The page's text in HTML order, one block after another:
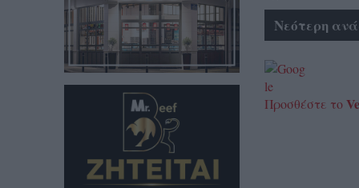
Νεότερη
Προσθέστε το